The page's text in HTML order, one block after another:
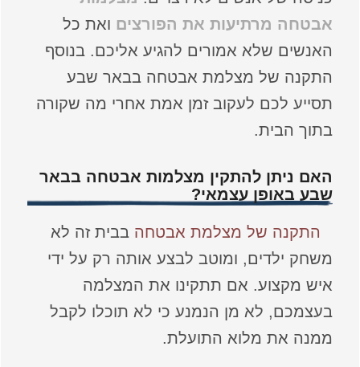
אבטחה מרתיעות את הפורצים ואת כל
האנשים שלא אמורים להגיע אליכם. בנוסף
התקנה של מצלמת אבטחה בבאר שבע
תסייע לכם לעקוב זמן אמת אחרי מה שקורה
בתוך הבית.
האם ניתן להתקין מצלמות אבטחה בבאר
שבע באופן עצמאי?
התקנה של מצלמת אבטחה בבית זה לא
משחק ילדים, ומוטב לבצע אותה רק על ידי
איש מקצוע. אם תתקינו את המצלמה
בעצמכם, לא מן הנמנע כי לא תוכלו לקבל
ממנה את מלוא התועלת.